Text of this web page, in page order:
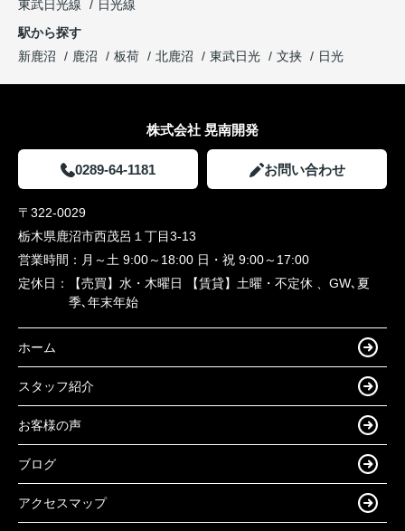
東武日光線
日光線
駅から探す
新鹿沼
鹿沼 板荷 北鹿沼 東武日光 文挟 日光
株式会社 晃南開発
0289-64-1181 お問い合わせ
〒322-0029
栃木県鹿沼市西茂呂１丁目3-13
営業時間： 月～土 9:00～18:00 日・祝 9:00～17:00
定休日：
【売買】水・木曜日 【賃貸】土曜・不定休 、GW､夏
季､年末年始
ホーム
スタッフ紹介
お客様の声
ブログ
アクセスマップ